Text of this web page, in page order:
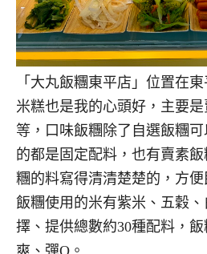
「大丸飯糰東平店」位置在
米糕也是我的心頭好，主要
等，口味飯糰除了自選飯糰
的都是固定配料，也有賣素
糰的料寫得清清楚楚的，方便
飯糰使用的米有紫米、五穀
擇、提供總數約30種配料，